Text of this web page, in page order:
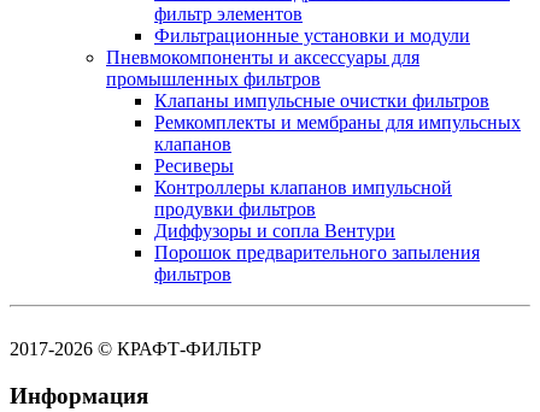
фильтр элементов
Фильтрационные установки и модули
Пневмокомпоненты и аксессуары для
промышленных фильтров
Клапаны импульсные очистки фильтров
Ремкомплекты и мембраны для импульсных
клапанов
Ресиверы
Контроллеры клапанов импульсной
продувки фильтров
Диффузоры и сопла Вентури
Порошок предварительного запыления
фильтров
2017-2026 © КРАФТ-ФИЛЬТР
Информация